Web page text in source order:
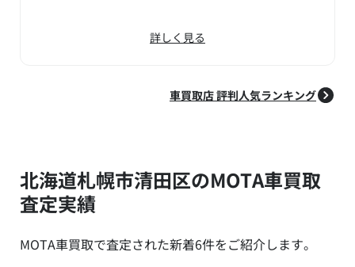
詳しく見る
車買取店 評判人気ランキング
北海道札幌市清田区のMOTA車買取
査定実績
MOTA車買取で査定された新着6件をご紹介します。